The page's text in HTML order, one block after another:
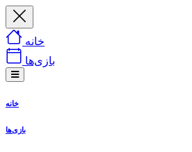
خانه
بازی‌ها
خانه
بازی‌ها